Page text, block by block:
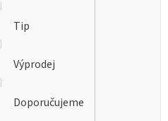
Tip
Výprodej
Doporučujeme